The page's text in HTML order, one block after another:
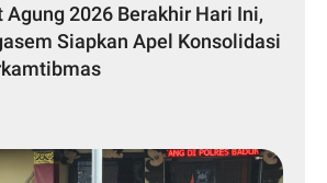
Agung 2026 Berakhir Hari Ini,
Siapkan Apel Konsolidasi